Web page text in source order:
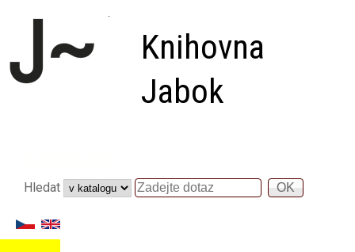
Přejít k hlavnímu obsahu
Knihovna
Jabok
Hledat
Hledat